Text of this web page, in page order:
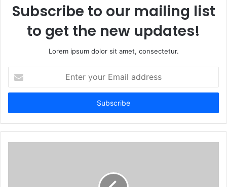
Subscribe to our mailing list
to get the new updates!
Lorem ipsum dolor sit amet, consectetur.
t
r
y